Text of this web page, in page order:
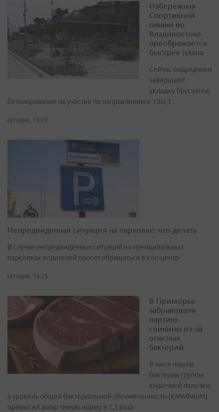
Набережная
Спортивной
гавани во
Владивостоке
преображается
быстрее плана
Сейчас подрядчики
завершают
укладку брусчатки,
бетонирование на участке по направлению к ТЭЦ-1
сегодня, 15:22
Непредвиденная ситуация на парковке: что делать
В случае непредвиденных ситуаций на муниципальных
парковках водителей просят обращаться в кол-центр
сегодня, 14:25
В Приморье
забраковали
партию
свинины из-за
опасных
бактерий
В мясе нашли
бактерии группы
кишечной палочки,
а уровень общей бактериальной обсемененности (КМАФАнМ)
превысил допустимую норму в 1,3 раза